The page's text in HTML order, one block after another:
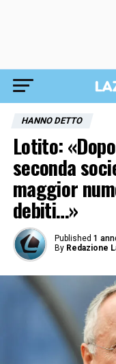
HANNO DETTO
Lotito:
seconda
maggior
debiti…»
Published 1
By Redazione